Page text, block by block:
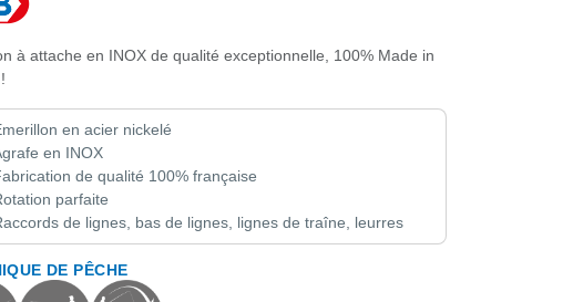
à attache en INOX de qualité exceptionnelle, 100% Made in
en acier nickelé
en INOX
de qualité 100% française
parfaite
de lignes, bas de lignes, lignes de traîne, leurres
DE PÊCHE